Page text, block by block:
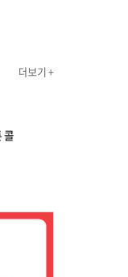
더보기 +
콜